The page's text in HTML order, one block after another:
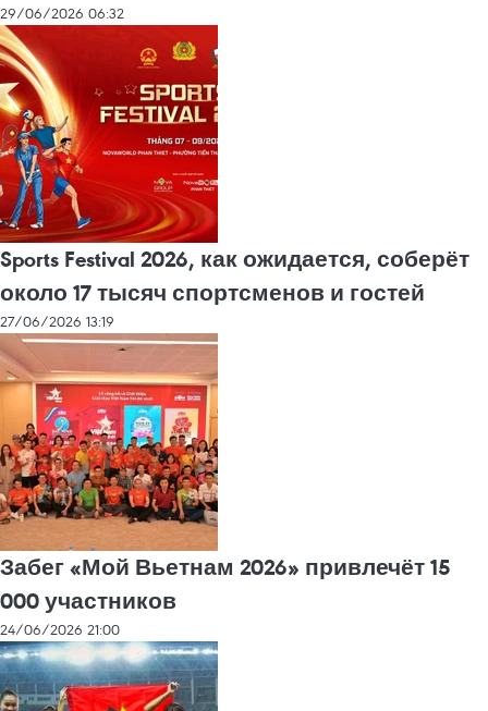
29/06/2026 06:32
Sports Festival 2026, как ожидается, соберёт
около 17 тысяч спортсменов и гостей
27/06/2026 13:19
Забег «Мой Вьетнам 2026» привлечёт 15
000 участников
24/06/2026 21:00